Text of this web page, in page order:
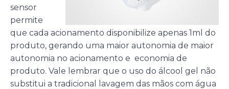
sensor
permite
que cada acionamento disponibilize apenas 1ml do
produto, gerando uma maior autonomia de maior
autonomia no acionamento e economia de
produto. Vale lembrar que o uso do álcool gel não
substitui a tradicional lavagem das mãos com água